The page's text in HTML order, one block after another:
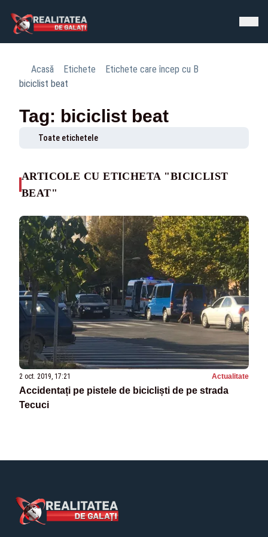
Acasă Etichete
Etichete care încep cu B
biciclist beat
Tag: biciclist beat
Toate etichetele
ARTICOLE CU ETICHETA "BICICLIST
BEAT"
2 oct. 2019, 17:21 Actualitate
Accidentați pe pistele de bicicliști de pe strada
Tecuci